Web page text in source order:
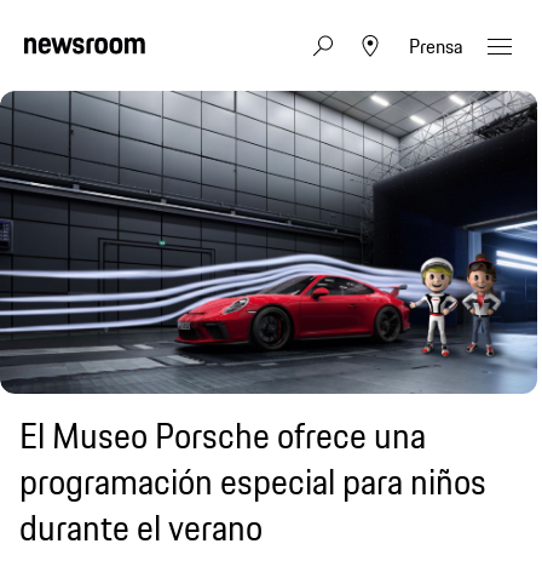
Prensa
El Museo Porsche ofrece una
programación especial para niños
durante el verano